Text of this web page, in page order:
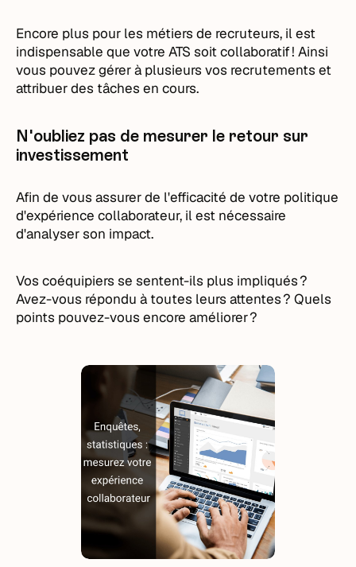
Encore plus pour les métiers de recruteurs, il est
indispensable que votre ATS soit collaboratif ! Ainsi
vous pouvez gérer à plusieurs vos recrutements et
attribuer des tâches en cours.
N'oubliez pas de mesurer le retour sur
investissement
Afin de vous assurer de l'efficacité de votre politique
d'expérience collaborateur, il est nécessaire
d'analyser son impact.
Vos coéquipiers se sentent-ils plus impliqués ?
Avez-vous répondu à toutes leurs attentes ? Quels
points pouvez-vous encore améliorer ?